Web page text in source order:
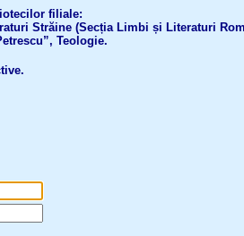
filiale:
Străine (Secția Limbi și Literaturi
Teologie.